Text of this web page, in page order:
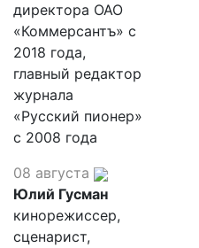
директора ОАО
«Коммерсантъ» с
2018 года,
главный редактор
журнала
«Русский пионер»
с 2008 года
08 августа
Юлий Гусман
кинорежиссер,
сценарист,